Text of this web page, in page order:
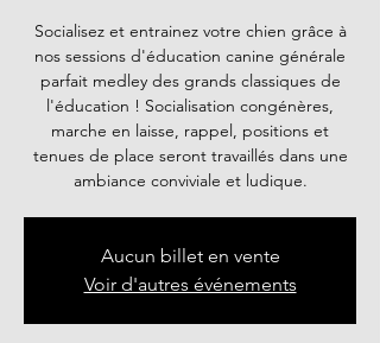
Socialisez et entrainez votre chien grâce à
nos sessions d'éducation canine générale
parfait medley des grands classiques de
l'éducation ! Socialisation congénères,
marche en laisse, rappel, positions et
tenues de place seront travaillés dans une
ambiance conviviale et ludique.
Aucun billet en vente
Voir d'autres événements